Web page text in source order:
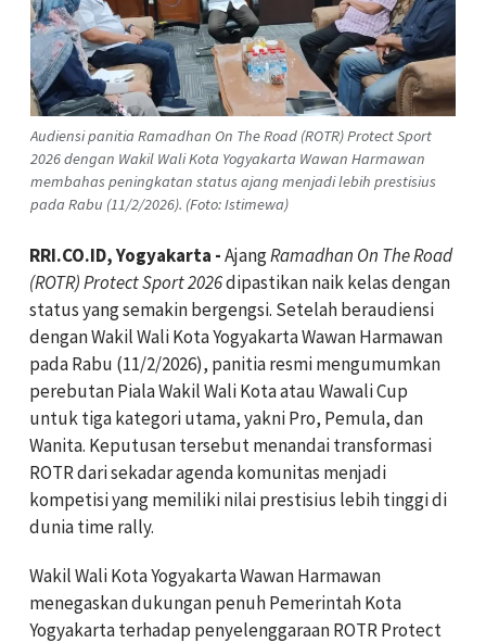
Audiensi panitia Ramadhan On The Road (ROTR) Protect Sport
2026 dengan Wakil Wali Kota Yogyakarta Wawan Harmawan
membahas peningkatan status ajang menjadi lebih prestisius
pada Rabu (11/2/2026). (Foto: Istimewa)
RRI.CO.ID, Yogyakarta -AjangRamadhan On The Road
(ROTR) Protect Sport 2026dipastikan naik kelas dengan
status yang semakin bergengsi. Setelah beraudiensi
dengan Wakil Wali Kota Yogyakarta Wawan Harmawan
pada Rabu (11/2/2026), panitia resmi mengumumkan
perebutan Piala Wakil Wali Kota atau Wawali Cup
untuk tiga kategori utama, yakni Pro, Pemula, dan
Wanita. Keputusan tersebut menandai transformasi
ROTR dari sekadar agenda komunitas menjadi
kompetisi yang memiliki nilai prestisius lebih tinggi di
dunia time rally.
Wakil Wali Kota Yogyakarta Wawan Harmawan
menegaskan dukungan penuh Pemerintah Kota
Yogyakarta terhadap penyelenggaraan ROTR Protect